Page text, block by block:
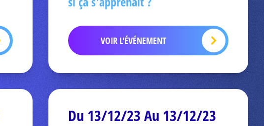
VOIR L'ÉVÉNEMENT
Du 13/12/23 Au 13/12/23